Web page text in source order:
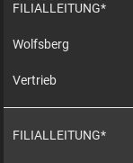
FILIALLEITUNG*
Wolfsberg
Vertrieb
FILIALLEITUNG*